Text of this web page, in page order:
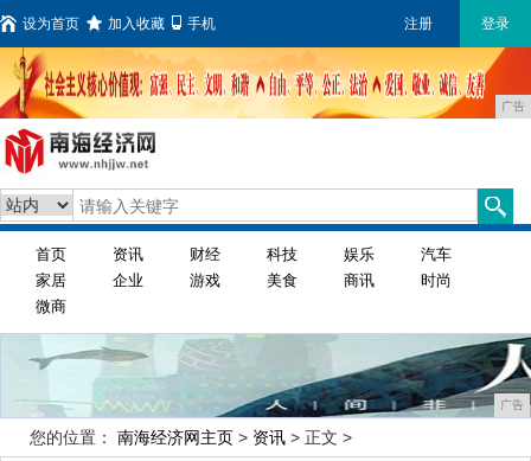
设为首页 加入收藏 手机 注册 登录
广告
首页 资讯 财经 科技 娱乐
汽车
家居
企业 游戏 美食 商讯
时尚
微商
广告
您的位置： 南海经济网主页 > 资讯 > 正文 >